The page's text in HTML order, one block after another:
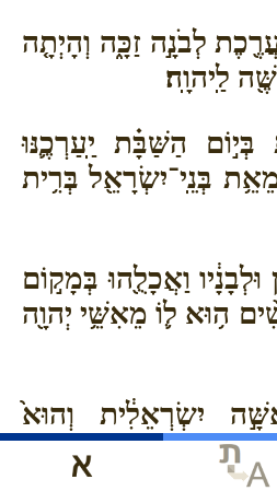
לְבֹנָ֣ה זַכָּ֑ה וְהָיְתָ֤ה
לַֽיהוָֽה׃
הַשַּׁבָּ֗ת יַֽעַרְכֶ֛נּוּ
בְּנֵֽי־יִשְׂרָאֵ֖ל בְּרִ֥ית
וַאֲכָלֻ֖הוּ בְּמָק֣וֹם
ה֥וּא ל֛וֹ מֵאִשֵּׁ֥י יְהוָ֖ה
יִשְׂרְאֵלִ֔ית וְהוּא֙
בְּנֵ֣י יִשְׂרָאֵ֑ל וַיִּנָּצוּ֙
וְאִ֖ישׁ הַיִּשְׂרְאֵלִֽי׃